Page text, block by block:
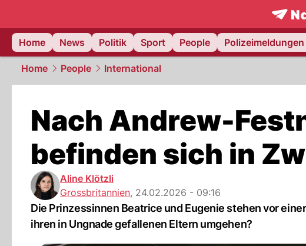
Home
News Politik Sport People Polizeimeldungen
Home People International
Nach Andrew-
befinden sich in
Aline Klötzli
Grossbritannien, 24.02.2026 - 09:16
Die Prinzessinnen Beatrice und Eugenie stehen vor
ihren in Ungnade gefallenen Eltern umgehen?